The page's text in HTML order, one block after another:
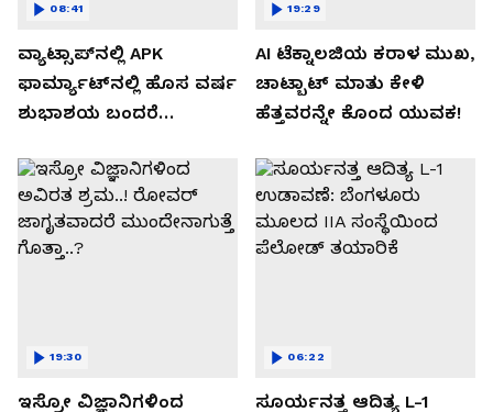
ವ್ಯಾಟ್ಸಾಪ್‌ನಲ್ಲಿ APK
ಫಾರ್ಮ್ಯಾಟ್‌ನಲ್ಲಿ ಹೊಸ ವರ್ಷ
ಶುಭಾಶಯ ಬಂದರೆ
08:41
AI ಟೆಕ್ನಾಲಜಿಯ ಕರಾಳ ಮುಖ,
ಚಾಟ್ಬಾಟ್ ಮಾತು ಕೇಳಿ
ಹೆತ್ತವರನ್ನೇ ಕೊಂದ ಯುವಕ!
19:29
ಇಸ್ರೋ ವಿಜ್ಞಾನಿಗಳಿಂದ
19:30
ಸೂರ್ಯನತ್ತ ಆದಿತ್ಯ L-1
06:22